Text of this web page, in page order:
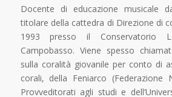
Docente di educazione musicale
titolare della cattedra di Direzione di
1993 presso il Conservatorio
Campobasso. Viene spesso
sulla coralità giovanile per conto di
corali, della Feniarco (Federazione
Provveditorati agli studi e